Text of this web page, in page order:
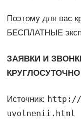
Поэтому для вас
БЕСПЛАТНЫЕ
ЗАЯВКИ И
Источник: http://
uvolnenii.html